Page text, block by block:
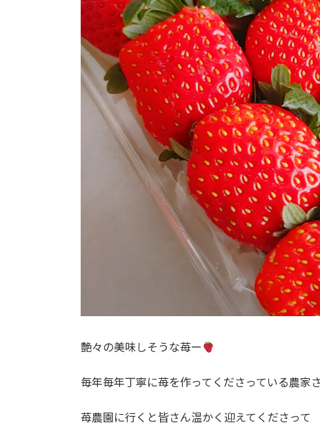
艶々の美味しそうな苺ー
毎年毎年丁寧に苺を作ってくださっている農家さ
苺農園に行くと皆さん温かく迎えてくださって